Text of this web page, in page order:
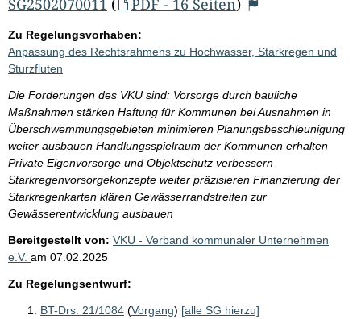
Zu Regelungsvorhaben:
Anpassung des Rechtsrahmens zu Hochwasser, Starkregen und
Sturzfluten
Die Forderungen des VKU sind: Vorsorge durch bauliche
Maßnahmen stärken Haftung für Kommunen bei Ausnahmen in
Überschwemmungsgebieten minimieren Planungsbeschleunigung
weiter ausbauen Handlungsspielraum der Kommunen erhalten
Private Eigenvorsorge und Objektschutz verbessern
Starkregenvorsorgekonzepte weiter präzisieren Finanzierung der
Starkregenkarten klären Gewässerrandstreifen zur
Gewässerentwicklung ausbauen
Bereitgestellt von: VKU - Verband kommunaler Unternehmen
e.V. am 07.02.2025
Zu Regelungsentwurf:
BT-Drs. 21/1084 (Vorgang) [alle SG hierzu]